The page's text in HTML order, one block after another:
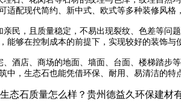
配现代简约、新中式、欧式等多种装修风格
民，且质量稳定，不易出现裂纹、色差等
够在控制成本的前提下，实现较好的装饰与
酒店、商场的地面、墙面、台面、楼梯踏
，生态石也能凭借环保、耐用、易清洁的
态石质量怎么样？贵州德益久环保建材